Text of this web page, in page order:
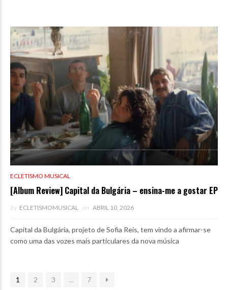
ECLETISMO MUSICAL
[Album Review] Capital da Bulgária – ensina-me a gostar EP
by ECLETISMOMUSICAL on ABRIL 10, 2026
Capital da Bulgária, projeto de Sofia Reis, tem vindo a afirmar-se
como uma das vozes mais particulares da nova música
1 2 3 … 7